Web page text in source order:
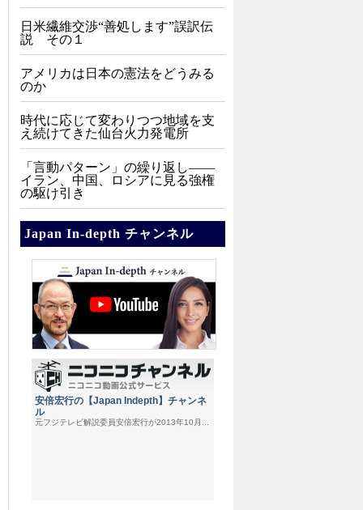
日米繊維交渉“善処します”誤訳伝
説 その１
アメリカは日本の憲法をどうみる
のか
時代に応じて変わりつつ地域を支
え続けてきた仙台火力発電所
「言動パターン」の繰り返し――
イラン、中国、ロシアに見る強権
の駆け引き
Japan In-depth チャンネル